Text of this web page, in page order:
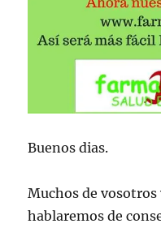
Buenos dias.
Muchos de vosotros
hablaremos de